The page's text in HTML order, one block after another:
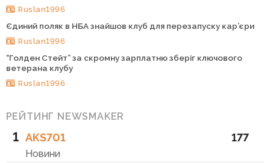
Ruslan1996
Єдиний поляк в НБА знайшов клуб для перезапуску кар’єри
Ruslan1996
“Голден Стейт” за скромну зарплатню зберіг ключового
ветерана клубу
Ruslan1996
РЕЙТИНГ NEWSMAKER
1 AKS701
Новини
177